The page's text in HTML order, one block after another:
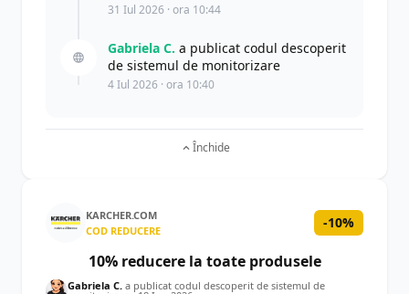
31 Iul 2026 · ora 10:44
Gabriela C. a publicat codul descoperit
de sistemul de monitorizare
4 Iul 2026 · ora 10:40
Închide
KARCHER.COM
COD REDUCERE
-10%
10% reducere la toate produsele
Gabriela C. a publicat codul descoperit de sistemul de